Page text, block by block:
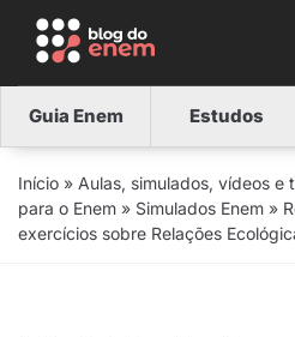
Guia Enem Estudos
Início » Aulas, simulados, vídeos e
para o Enem » Simulados Enem »
exercícios sobre Relações